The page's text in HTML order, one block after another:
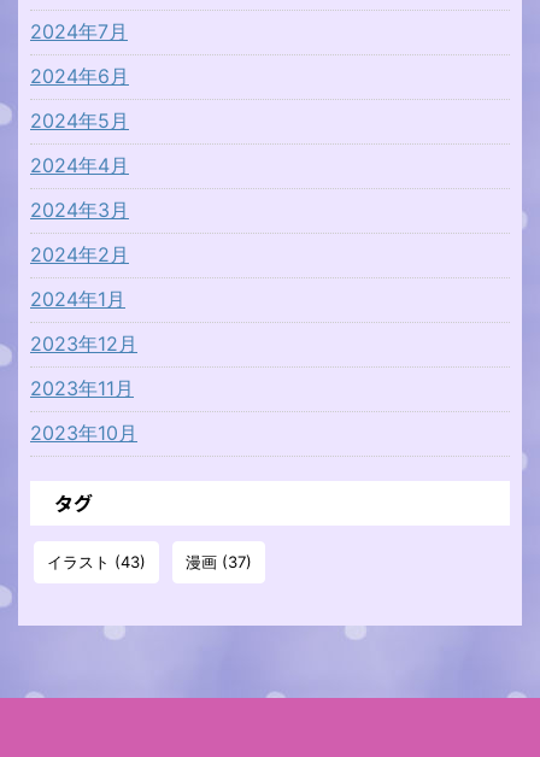
2024年7月
2024年6月
2024年5月
2024年4月
2024年3月
2024年2月
2024年1月
2023年12月
2023年11月
2023年10月
タグ
イラスト (43) 漫画 (37)